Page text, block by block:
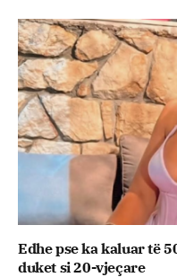
Edhe pse ka kaluar të
duket si 20-vjeçare